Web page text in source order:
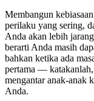
Membangun
perilaku yang sering,
Anda akan lebih
berarti Anda masih
bahkan ketika ada
pertama — katakanlah,
mengantar anak-anak
Anda.